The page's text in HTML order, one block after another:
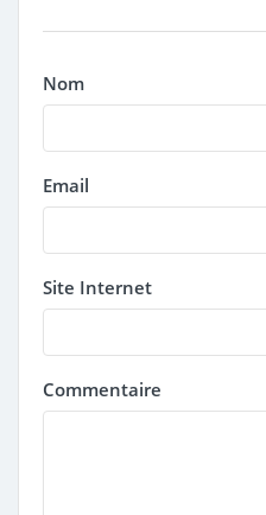
Nom
Email
Site Internet
Commentaire